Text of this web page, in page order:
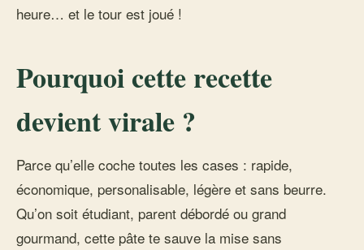
heure… et le tour est joué !
Pourquoi cette recette
devient virale ?
Parce qu’elle coche toutes les cases : rapide,
économique, personalisable, légère et sans beurre.
Qu’on soit étudiant, parent débordé ou grand
gourmand, cette pâte te sauve la mise sans